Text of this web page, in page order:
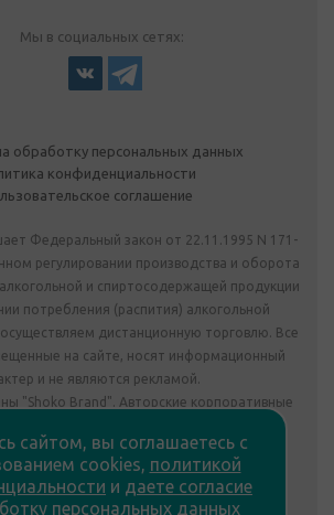
Мы в социальных сетях:
обработку персональных данных
конфиденциальности
соглашение
Федеральный закон от 22.11.1995 N 171-
регулировании производства и оборота
и спиртосодержащей продукции
потребления (распития) алкогольной
дистанционную торговлю. Все
на сайте, носят информационный
и не являются рекламой.
"Shoko Brand". Авторские корпоративные
может отличаться от изображения.
сайте не является публичной офертой.
Сведения о продавце:
сайтом, вы соглашаетесь с
cookies, политикой
и даете согласие
персональных данных